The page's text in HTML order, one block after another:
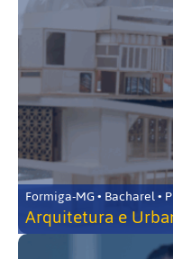
Formiga-MG • Bacharel •
Arquitetura e